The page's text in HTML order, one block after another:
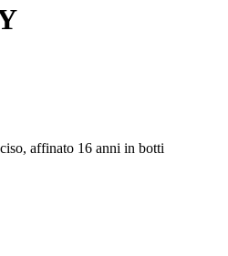
affinato 16 anni in botti